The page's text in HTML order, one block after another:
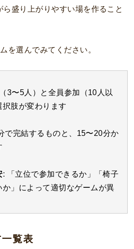
盛り上がりやすい場を作ること
を選んでみてください。
3〜5人）と全員参加（10人以
択肢が変わります
で完結するものと、15〜20分か
: 「立位で参加できるか」「椅子
」によって適切なゲームが異
覧表